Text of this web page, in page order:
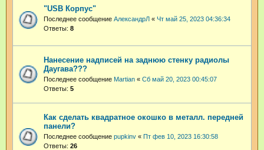
"USB Корпус"
Последнее сообщение АлександрЛ « Чт май 25, 2023 04:36:34
Ответы: 8
Нанесение надписей на заднюю стенку радиолы
Даугава???
Последнее сообщение Martian « Сб май 20, 2023 00:45:07
Ответы: 5
Как сделать квадратное окошко в металл. передней
панели?
Последнее сообщение pupkinv « Пт фев 10, 2023 16:30:58
Ответы: 26